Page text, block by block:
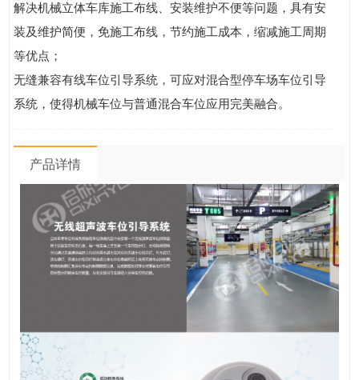
解决机械立体车库施工布线、安装维护不便等问题，具有安
装及维护简便，免施工布线，节约施工成本，缩减施工周期
等优点；
无缝兼容有线车位引导系统，可应对混合型停车场车位引导
系统，使得机械车位与普通混合车位应用完美融合。
产品详情